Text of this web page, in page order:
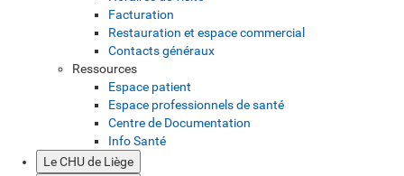
Facturation
Restauration et espace commercial
Contacts généraux
Ressources
Espace patient
Espace professionnels de santé
Centre de Documentation
Info Santé
Le CHU de Liège